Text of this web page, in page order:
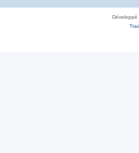
Développé